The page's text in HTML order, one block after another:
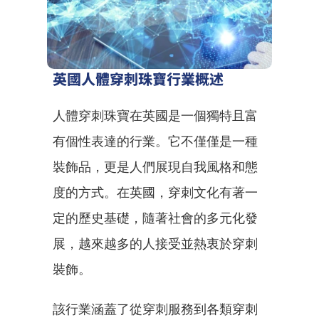
英國人體穿刺珠寶行業概述
人體穿刺珠寶在英國是一個獨特且富
有個性表達的行業。它不僅僅是一種
裝飾品，更是人們展現自我風格和態
度的方式。在英國，穿刺文化有著一
定的歷史基礎，隨著社會的多元化發
展，越來越多的人接受並熱衷於穿刺
裝飾。
該行業涵蓋了從穿刺服務到各類穿刺